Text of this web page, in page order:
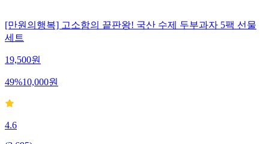
[만원의행복] 고소함의 끝판왕! 국산 수제 두부과자 5팩 선물
세트
19,500원
49%10,000원
4.6